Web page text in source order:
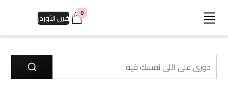
0 فين الأوردر